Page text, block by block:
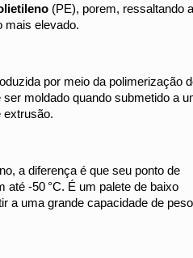
(PE), porem, ressaltando
mais elevado.
por meio da polimerização
moldado quando submetido a
extrusão.
a diferença é que seu ponto de
-50 °C. É um palete de baixo
a uma grande capacidade de